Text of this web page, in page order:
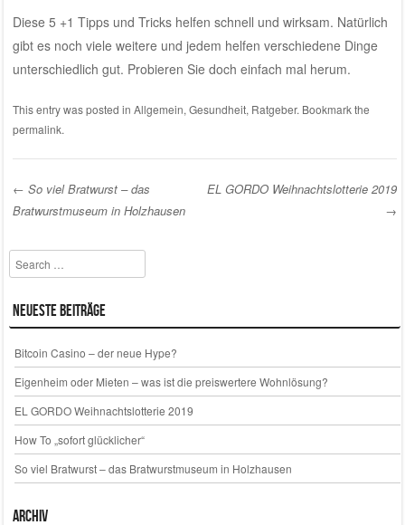
Diese 5 +1 Tipps und Tricks helfen schnell und wirksam. Natürlich
gibt es noch viele weitere und jedem helfen verschiedene Dinge
unterschiedlich gut. Probieren Sie doch einfach mal herum.
This entry was posted in Allgemein, Gesundheit, Ratgeber. Bookmark the
permalink.
← So viel Bratwurst – das
Bratwurstmuseum in Holzhausen
EL GORDO Weihnachtslotterie 2019
→
Search
Neueste Beiträge
Bitcoin Casino – der neue Hype?
Eigenheim oder Mieten – was ist die preiswertere Wohnlösung?
EL GORDO Weihnachtslotterie 2019
How To „sofort glücklicher“
So viel Bratwurst – das Bratwurstmuseum in Holzhausen
Archiv